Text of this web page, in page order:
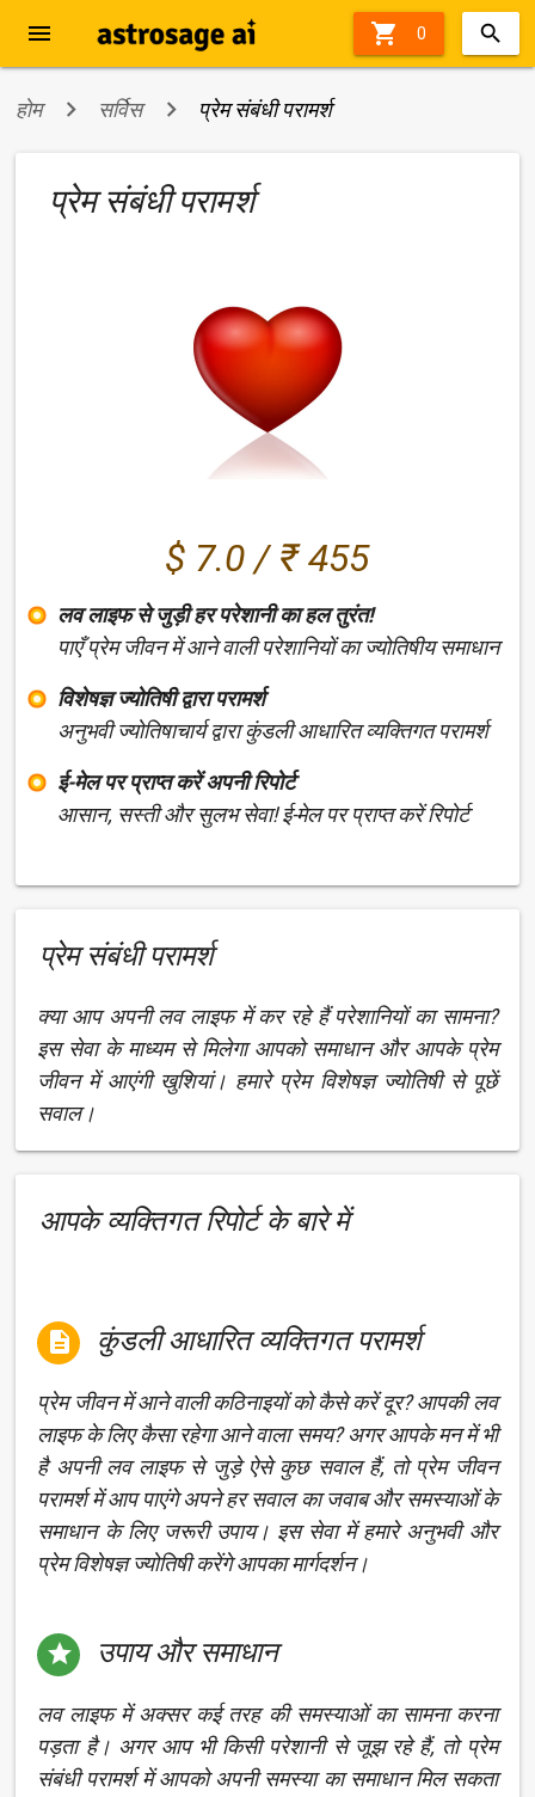
 0
menu
होम सर्विस प्रेम संबंधी परामर्श
प्रेम संबंधी परामर्श
$ 7.0 / ₹ 455
लव लाइफ से जुड़ी हर परेशानी का हल तुरंत!
पाएँ प्रेम जीवन में आने वाली परेशानियों का ज्योतिषीय समाधान
विशेषज्ञ ज्योतिषी द्वारा परामर्श
अनुभवी ज्योतिषाचार्य द्वारा कुंडली आधारित व्यक्तिगत परामर्श
ई-मेल पर प्राप्त करें अपनी रिपोर्ट
आसान, सस्ती और सुलभ सेवा! ई-मेल पर प्राप्त करें रिपोर्ट
प्रेम संबंधी परामर्श
क्या आप अपनी लव लाइफ में कर रहे हैं परेशानियों का सामना?
इस सेवा के माध्यम से मिलेगा आपको समाधान और आपके प्रेम
जीवन में आएंगी खुशियां। हमारे प्रेम विशेषज्ञ ज्योतिषी से पूछें
सवाल।
आपके व्यक्तिगत रिपोर्ट के बारे में
 कुंडली आधारित व्यक्तिगत परामर्श
प्रेम जीवन में आने वाली कठिनाइयों को कैसे करें दूर? आपकी लव
लाइफ के लिए कैसा रहेगा आने वाला समय? अगर आपके मन में भी
है अपनी लव लाइफ से जुड़े ऐसे कुछ सवाल हैं, तो प्रेम जीवन
परामर्श में आप पाएंगे अपने हर सवाल का जवाब और समस्याओं के
समाधान के लिए जरूरी उपाय। इस सेवा में हमारे अनुभवी और
प्रेम विशेषज्ञ ज्योतिषी करेंगे आपका मार्गदर्शन।
 उपाय और समाधान
लव लाइफ में अक्सर कई तरह की समस्याओं का सामना करना
पड़ता है। अगर आप भी किसी परेशानी से जूझ रहे हैं, तो प्रेम
संबंधी परामर्श में आपको अपनी समस्या का समाधान मिल सकता